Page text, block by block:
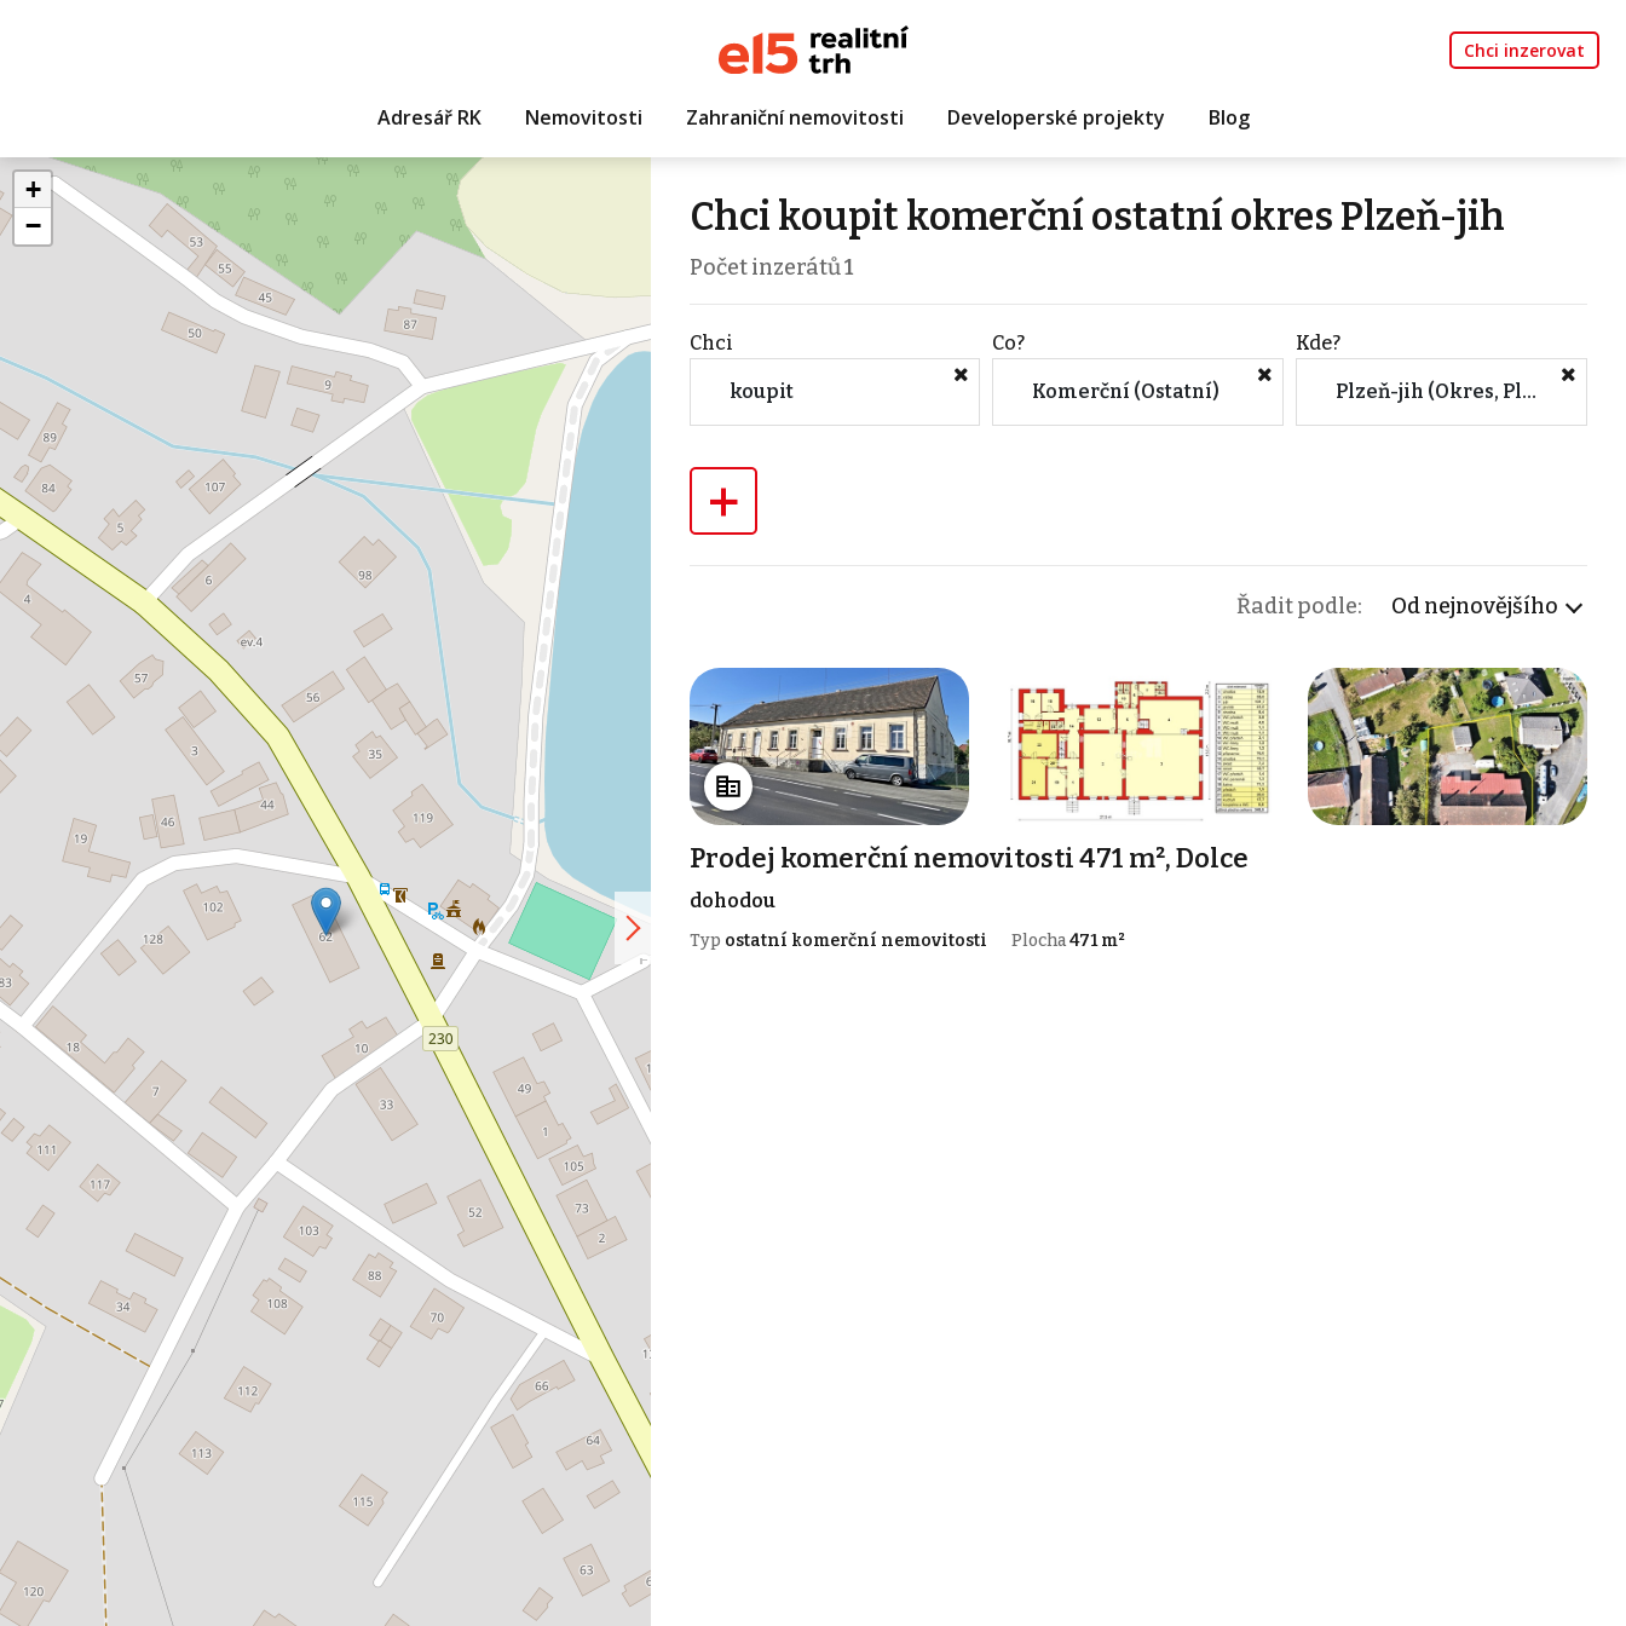
Chci inzerovat
Adresář RK Nemovitosti Zahraniční nemovitosti Developerské projekty Blog
+
−
Chci koupit komerční ostatní okres Plzeň-jih
Počet inzerátů1
Chci
koupit
Co?
Komerční (Ostatní)
Kde?
Plzeň-jih (Okres, Plzeňský kraj)
+
Řadit podle: Od nejnovějšího
Prodej komerční nemovitosti 471 m², Dolce
dohodou
Typ ostatní komerční nemovitosti Plocha471 m²